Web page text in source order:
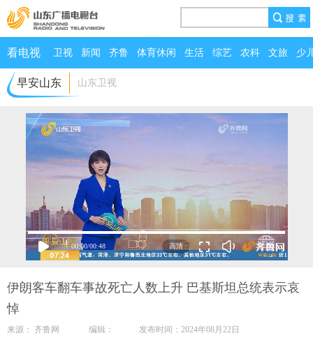
看电视 卫视 新闻 齐鲁 体育休闲 生活 综艺 农科 文旅 少
早安山东 山东卫视
00:00/00:48
伊朗客车翻车事故死亡人数上升 巴基斯坦总统表示哀
悼
来源： 齐鲁网 编辑： 发布时间：2024年08月22日